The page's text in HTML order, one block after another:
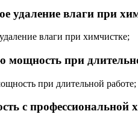
удаление влаги при
влаги при химчистке;
мощность при
при длительной работе;
с профессиональной